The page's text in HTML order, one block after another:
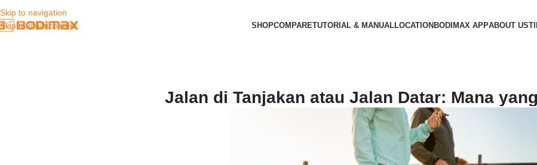
Skip to navigation
Skip to main content
SHOPCOMPARETUTORIAL & MANUALLOCATIONBODIMAX APPABOUT US
Jalan di Tanjakan atau Jalan Datar: Mana